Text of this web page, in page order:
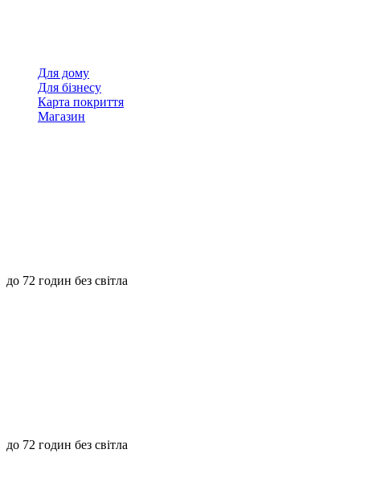
Для дому
Для бізнесу
Карта покриття
Магазин
до 72 годин без світла
до 72 годин без світла